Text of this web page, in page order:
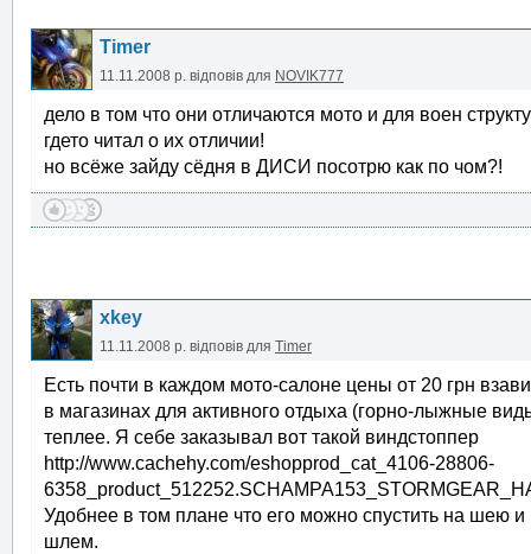
Timer
11.11.2008 р. відповів для NOVIK777
дело в том что они отличаются мото и для воен
гдето читал о их отличии!
но всёже зайду сёдня в ДИСИ посотрю как по чом?!
xkey
11.11.2008 р. відповів для Timer
Есть почти в каждом мото-салоне цены от 20 грн
в магазинах для активного отдыха (горно-лыжные
теплее. Я себе заказывал вот такой виндстоппер
http://www.cachehy.com/eshopprod_cat_4106-28806-
Удобнее в том плане что его можно спустить на шею
шлем.